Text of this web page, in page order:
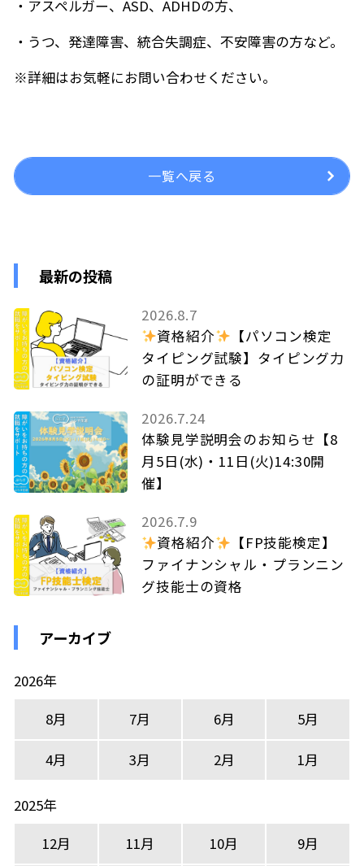
・アスペルガー、ASD、ADHDの方、
・うつ、発達障害、統合失調症、不安障害の方など。
※詳細はお気軽にお問い合わせください。
一覧へ戻る
最新の投稿
2026.8.7
資格紹介
【パソコン検定
タイピング試験】タイピング力
の証明ができる
2026.7.24
体験見学説明会のお知らせ【8
月5日(水)・11日(火)14:30開
催】
2026.7.9
資格紹介
【FP技能検定】
ファイナンシャル・プランニン
グ技能士の資格
アーカイブ
2026年
8月
7月 6月 5月
4月 3月 2月 1月
2025年
12月
11月 10月 9月